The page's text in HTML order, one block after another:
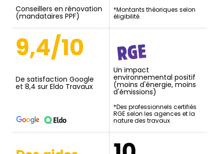
Conseillers en rénovation
(mandataires PPF)
*Montants théoriques selon
éligibilité.
9,4/10
De satisfaction Google
et 8,4 sur Eldo Travaux
Un impact
environnemental positif
(moins d'énergie, moins
d'émissions)
*Des professionnels certifiés
RGE selon les agences et la
nature des travaux